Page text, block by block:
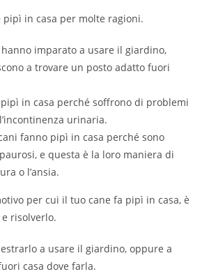
pipì in casa per molte ragioni.
imparato a usare il giardino,
a trovare un posto adatto fuori
in casa perché soffrono di problemi
urinaria.
fanno pipì in casa perché sono
e questa è la loro maniera di
o l’ansia.
per cui il tuo cane fa pipì in casa, è
risolverlo.
a usare il giardino, oppure a
casa dove farla.